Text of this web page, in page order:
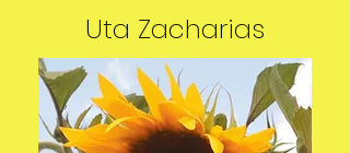
Uta Zacharias